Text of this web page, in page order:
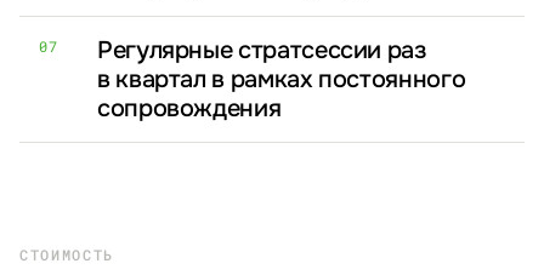
07
Регулярные стратсессии раз
в квартал в рамках постоянного
сопровождения
СТОИМОСТЬ